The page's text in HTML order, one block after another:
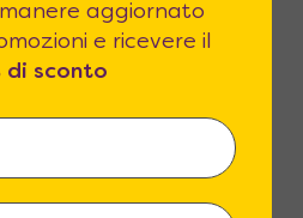
nostri clienti sono il
biglietto da visita.
aggiornato
e ricevere il
di sconto